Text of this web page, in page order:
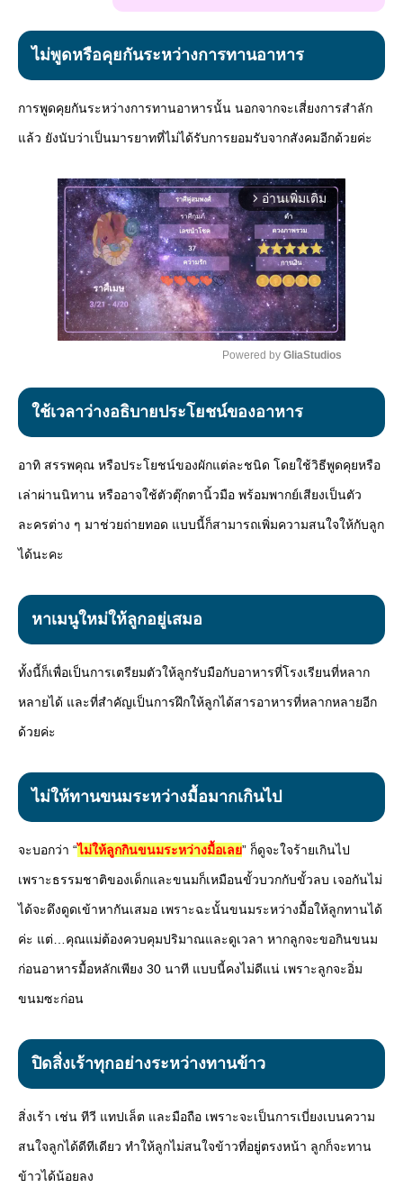
ไม่พูดหรือคุยกันระหว่างการทานอาหาร
การพูดคุยกันระหว่างการทานอาหารนั้น นอกจากจะเสี่ยงการสำลัก
แล้ว ยังนับว่าเป็นมารยาทที่ไม่ได้รับการยอมรับจากสังคมอีกด้วยค่ะ
arrow_forward_ios อ่านเพิ่มเติม
Mute
Powered by GliaStudios
ใช้เวลาว่างอธิบายประโยชน์ของอาหาร
อาทิ สรรพคุณ หรือประโยชน์ของผักแต่ละชนิด โดยใช้วิธีพูดคุยหรือ
เล่าผ่านนิทาน หรืออาจใช้ตัวตุ๊กตานิ้วมือ พร้อมพากย์เสียงเป็นตัว
ละครต่าง ๆ มาช่วยถ่ายทอด แบบนี้ก็สามารถเพิ่มความสนใจให้กับลูก
ได้นะคะ
หาเมนูใหม่ให้ลูกอยู่เสมอ
ทั้งนี้ก็เพื่อเป็นการเตรียมตัวให้ลูกรับมือกับอาหารที่โรงเรียนที่หลาก
หลายได้ และที่สำคัญเป็นการฝึกให้ลูกได้สารอาหารที่หลากหลายอีก
ด้วยค่ะ
ไม่ให้ทานขนมระหว่างมื้อมากเกินไป
จะบอกว่า “ไม่ให้ลูกกินขนมระหว่างมื้อเลย” ก็ดูจะใจร้ายเกินไป
เพราะธรรมชาติของเด็กและขนมก็เหมือนขั้วบวกกับขั้วลบ เจอกันไม่
ได้จะดึงดูดเข้าหากันเสมอ เพราะฉะนั้นขนมระหว่างมื้อให้ลูกทานได้
ค่ะ แต่…คุณแม่ต้องควบคุมปริมาณและดูเวลา หากลูกจะขอกินขนม
ก่อนอาหารมื้อหลักเพียง 30 นาที แบบนี้คงไม่ดีแน่ เพราะลูกจะอิ่ม
ขนมซะก่อน
ปิดสิ่งเร้าทุกอย่างระหว่างทานข้าว
สิ่งเร้า เช่น ทีวี แทปเล็ต และมือถือ เพราะจะเป็นการเบี่ยงเบนความ
สนใจลูกได้ดีทีเดียว ทำให้ลูกไม่สนใจข้าวที่อยู่ตรงหน้า ลูกก็จะทาน
ข้าวได้น้อยลง